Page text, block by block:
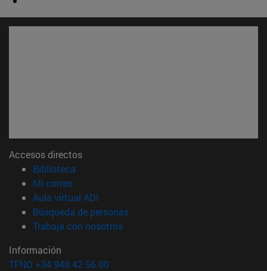
Accesos directos
Biblioteca
Mi correo(abre en nueva ventana)
Aula virtual ADI
Búsqueda de personas(abre en nueva ventana)
Trabaja con nosotros(abre en nueva ventana)
Información
TFNO +34 948 42 56 00